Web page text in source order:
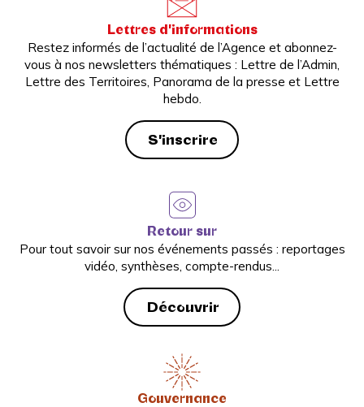
Lettres d'informations
Restez informés de l’actualité de l’Agence et abonnez-
vous à nos newsletters thématiques : Lettre de l’Admin,
Lettre des Territoires, Panorama de la presse et Lettre
hebdo.
S'inscrire
Retour sur
Pour tout savoir sur nos événements passés : reportages
vidéo, synthèses, compte-rendus...
Découvrir
Gouvernance